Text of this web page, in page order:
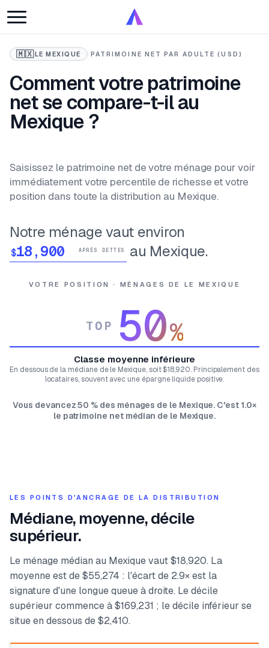
🇲🇽LE MEXIQUE · PATRIMOINE NET PAR ADULTE (USD)
Comment votre patrimoine
net se compare-t-il au
Mexique ?
Saisissez le patrimoine net de votre ménage pour voir
immédiatement votre percentile de richesse et votre
position dans toute la distribution au Mexique.
Notre ménage vaut environ
$ APRÈS DETTES au Mexique.
VOTRE POSITION · MÉNAGES DE LE MEXIQUE
TOP 50%
Classe moyenne inférieure
En dessous de la médiane de le Mexique, soit $18,920. Principalement des
locataires, souvent avec une épargne liquide positive.
Vous devancez 50 % des ménages de le Mexique. C'est 1.0×
le patrimoine net médian de le Mexique.
LES POINTS D'ANCRAGE DE LA DISTRIBUTION
Médiane, moyenne, décile
supérieur.
Le ménage médian au Mexique vaut $18,920. La
moyenne est de $55,274 : l'écart de 2.9× est la
signature d'une longue queue à droite. Le décile
supérieur commence à $169,231 ; le décile inférieur se
situe en dessous de $2,410.